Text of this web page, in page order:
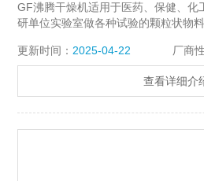
GF沸腾干燥机适用于医药、保健、化
研单位实验室做各种试验的颗粒状物
更新时间： 2025-04-22 厂商
查看详细介